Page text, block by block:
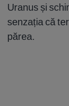
Uranus și
senzația că
părea.